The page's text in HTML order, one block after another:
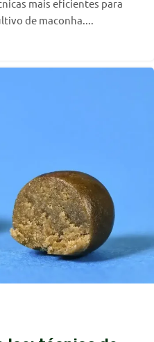
mais eficientes para
de maconha....